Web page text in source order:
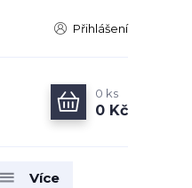
Přihlášení
0 ks
0 Kč
Více